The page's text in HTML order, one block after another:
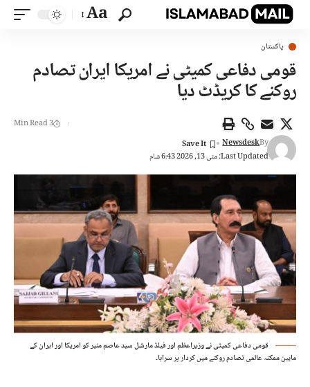
Aa
پاکستان
قومی دفاعی کمیٹی نے امریکا ایران تصادم
روکنے کا کریڈٹ دیا
Last Updated: مئی 13, 2026 6:43 شام
By
Newsdesk
3 Min Read
قومی دفاعی کمیٹی نے وزیراعظم اور فیلڈ مارشل سید عاصم منیر کو امریکا اور ایران کے
مابین ممکنہ عالمی تصادم روکنے میں کردار پر سراہا۔